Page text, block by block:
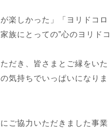
楽しかった」「ヨリドコロ
族にとっての”心のヨリドコ
だき、皆さまとご縁をいた
気持ちでいっぱいになりま
ご協力いただきました事業